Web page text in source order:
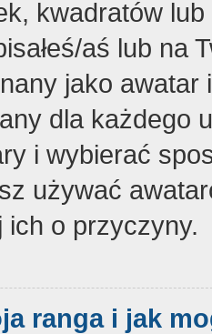
kwadratów
aś lub na
jako
dla każdego
i wybierać
używać
ich o przyczyny.
ranga i jak